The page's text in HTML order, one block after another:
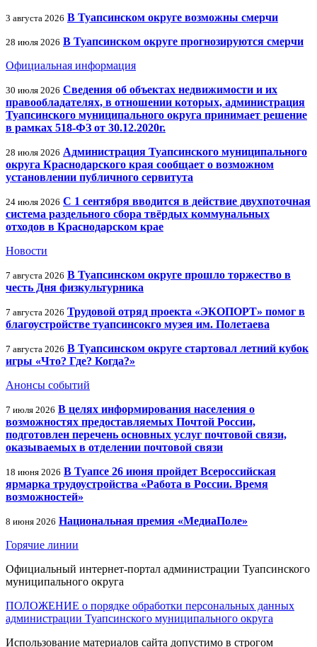
3 августа 2026 В Туапсинском округе возможны смерчи
28 июля 2026 В Туапсинском округе прогнозируются смерчи
Официальная информация
30 июля 2026 Сведения об объектах недвижимости и их
правообладателях, в отношении которых, администрация
Туапсинского муниципального округа принимает решение
в рамках 518-ФЗ от 30.12.2020г.
28 июля 2026 Администрация Туапсинского муниципального
округа Краснодарского края сообщает о возможном
установлении публичного сервитута
24 июля 2026 С 1 сентября вводится в действие двухпоточная
система раздельного сбора твёрдых коммунальных
отходов в Краснодарском крае
Новости
7 августа 2026 В Туапсинском округе прошло торжество в
честь Дня физкультурника
7 августа 2026 Трудовой отряд проекта «ЭКОПОРТ» помог в
благоустройстве туапсинсокго музея им. Полетаева
7 августа 2026 В Туапсинском округе стартовал летний кубок
игры «Что? Где? Когда?»
Анонсы событий
7 июля 2026 В целях информирования населения о
возможностях предоставляемых Почтой России,
подготовлен перечень основных услуг почтовой связи,
оказываемых в отделении почтовой связи
18 июня 2026 В Туапсе 26 июня пройдет Всероссийская
ярмарка трудоустройства «Работа в России. Время
возможностей»
8 июня 2026 Национальная премия «МедиаПоле»
Горячие линии
Официальный интернет-портал администрации Туапсинского
муниципального округа
ПОЛОЖЕНИЕ о порядке обработки персональных данных
администрации Туапсинского муниципального округа
Использование материалов сайта допустимо в строгом